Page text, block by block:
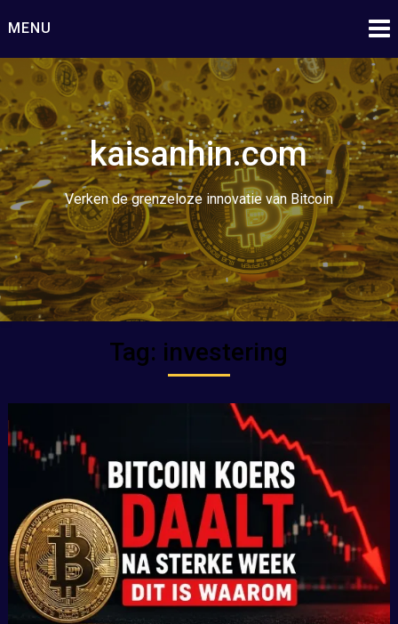
naar
inhoud
MENU
kaisanhin.com
Verken de grenzeloze innovatie van Bitcoin
Tag: investering